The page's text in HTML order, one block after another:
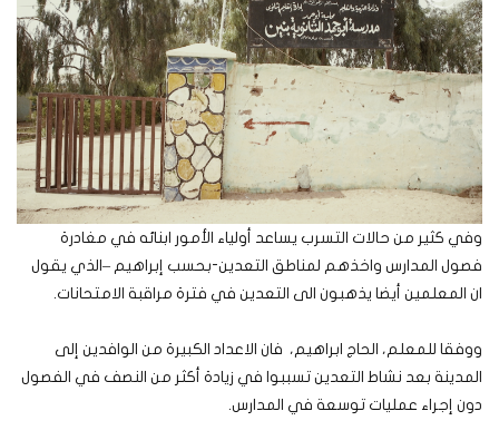
وفي كثير من حالات التسرب يساعد أولياء الأمور ابنائه في مغادرة
فصول المدارس واخذهم لمناطق التعدين-بحسب إبراهيم –الذي يقول
ان المعلمين أيضا يذهبون الى التعدين في فترة مراقبة الامتحانات.
ووفقا للمعلم، الحاج ابراهيم، فان الاعداد الكبيرة من الوافدين إلى
المدينة بعد نشاط التعدين تسببوا في زيادة أكثر من النصف في الفصول
دون إجراء عمليات توسعة في المدارس.